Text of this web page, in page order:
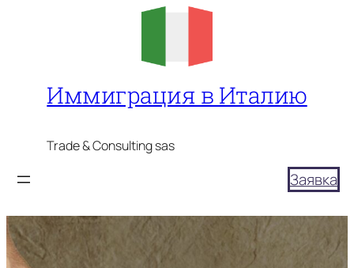
Иммиграция в Италию
Trade & Consulting sas
Заявка